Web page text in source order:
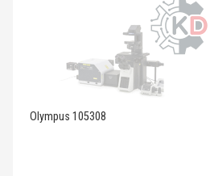
Olympus 105308